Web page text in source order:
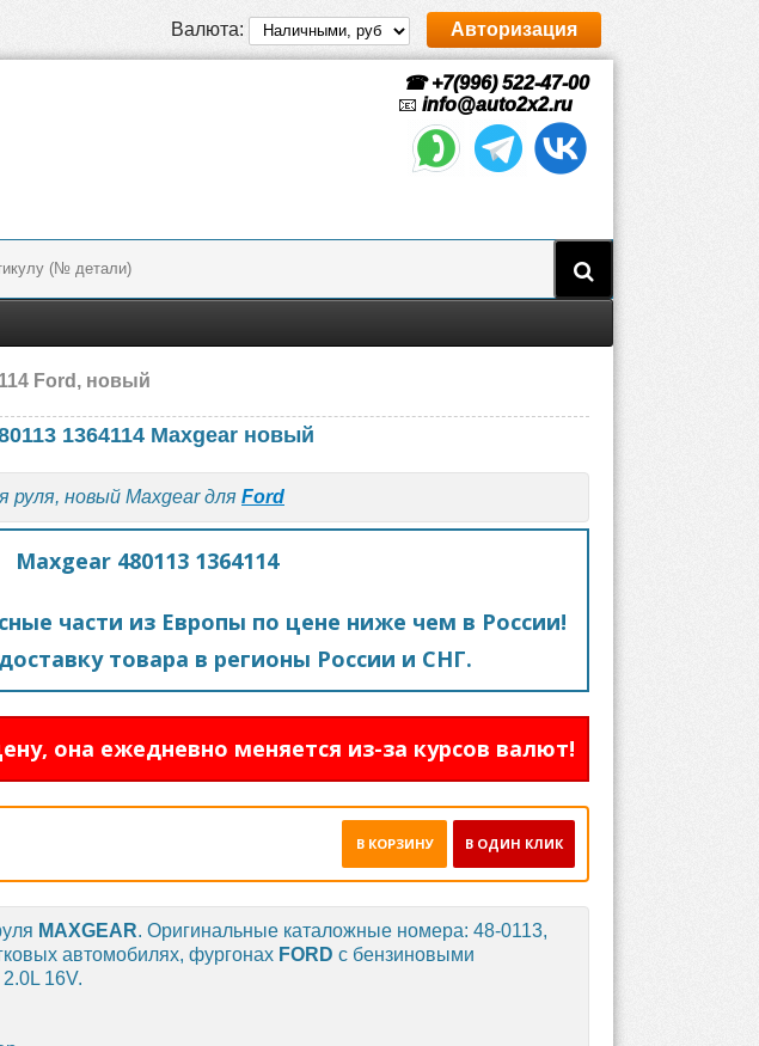
Валюта: Авторизация
☎ +7(996) 522-47-00
📧 info@auto2x2.ru
Ford, новый
1364114 Maxgear новый
руля, новый Maxgear для Ford
Maxgear 480113 1364114
части из Европы по цене ниже чем в России!
товара в регионы России и СНГ.
она ежедневно меняется из-за курсов валют!
В ОДИН КЛИК
В КОРЗИНУ
MAXGEAR. Оригинальные каталожные номера: 48-0113,
автомобилях, фургонах FORD с бензиновыми
16V.